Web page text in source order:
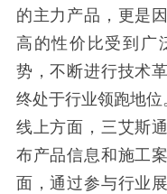
的主力产品，更是
高的性价比受到广
势，不断进行技术
终处于行业领跑地位
线上方面，三艾斯
布产品信息和施工
面，通过参与行业